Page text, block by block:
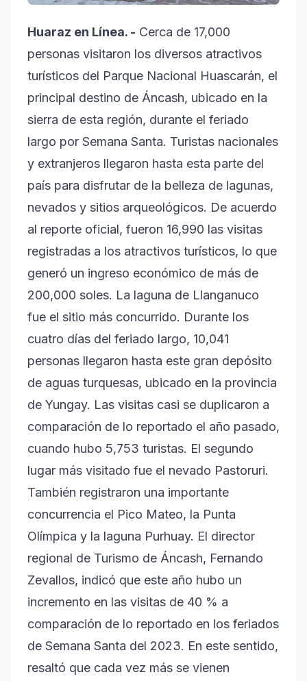
Huaraz en Línea. - Cerca de 17,000
personas visitaron los diversos atractivos
turísticos del Parque Nacional Huascarán, el
principal destino de Áncash, ubicado en la
sierra de esta región, durante el feriado
largo por Semana Santa. Turistas nacionales
y extranjeros llegaron hasta esta parte del
país para disfrutar de la belleza de lagunas,
nevados y sitios arqueológicos. De acuerdo
al reporte oficial, fueron 16,990 las visitas
registradas a los atractivos turísticos, lo que
generó un ingreso económico de más de
200,000 soles. La laguna de Llanganuco
fue el sitio más concurrido. Durante los
cuatro días del feriado largo, 10,041
personas llegaron hasta este gran depósito
de aguas turquesas, ubicado en la provincia
de Yungay. Las visitas casi se duplicaron a
comparación de lo reportado el año pasado,
cuando hubo 5,753 turistas. El segundo
lugar más visitado fue el nevado Pastoruri.
También registraron una importante
concurrencia el Pico Mateo, la Punta
Olímpica y la laguna Purhuay. El director
regional de Turismo de Áncash, Fernando
Zevallos, indicó que este año hubo un
incremento en las visitas de 40 % a
comparación de lo reportado en los feriados
de Semana Santa del 2023. En este sentido,
resaltó que cada vez más se vienen